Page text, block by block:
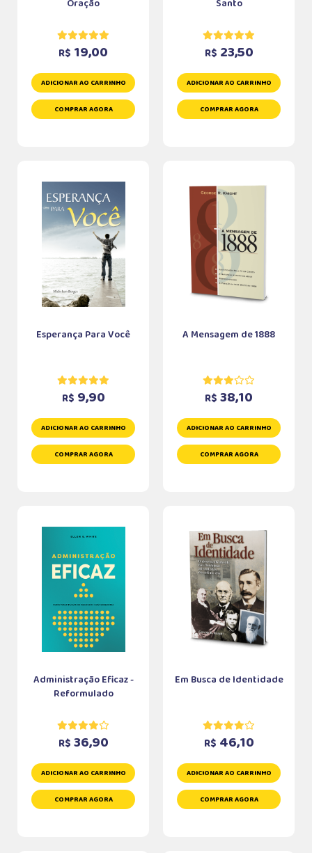
Oração
R$ 19,00
ADICIONAR AO CARRINHO
COMPRAR AGORA
Santo
R$ 23,50
ADICIONAR AO CARRINHO
COMPRAR AGORA
Esperança Para Você
R$ 9,90
ADICIONAR AO CARRINHO
COMPRAR AGORA
A Mensagem de 1888
R$ 38,10
ADICIONAR AO CARRINHO
COMPRAR AGORA
Administração Eficaz -
Reformulado
R$ 36,90
ADICIONAR AO CARRINHO
COMPRAR AGORA
Em Busca de Identidade
R$ 46,10
ADICIONAR AO CARRINHO
COMPRAR AGORA